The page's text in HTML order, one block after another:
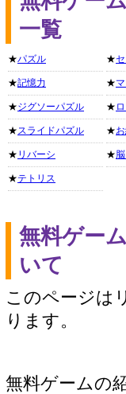
一覧
★パズル
★記憶力
★ジグソーパズル
★スライドパズル
★ リバーシ
★テトリス
★
★
★
★
★
無料ゲー
いて
このページは
ります。
無料ゲームの